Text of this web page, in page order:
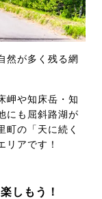
然が多く残る網
岬や知床岳・知
にも屈斜路湖が
町の「天に続く
リアです！
しもう！